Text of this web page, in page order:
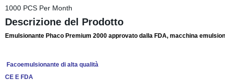
1000 PCS Per Month
Descrizione del Prodotto
Emulsionante Phaco Premium 2000 approvato dalla FDA, macchina
Facoemulsionante di alta qualità
CE E FDA